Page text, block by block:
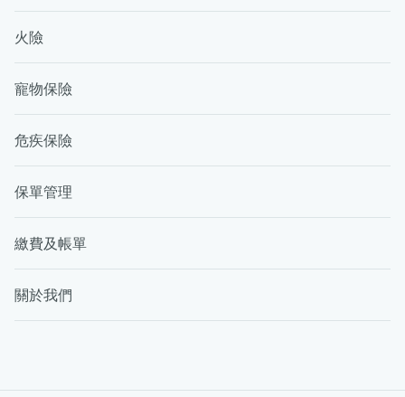
火險
寵物保險
危疾保險
保單管理
繳費及帳單
關於我們